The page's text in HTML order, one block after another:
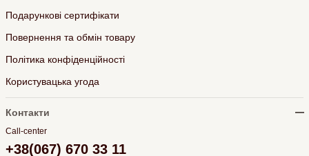
Подарункові сертифікати
Повернення та обмін товару
Політика конфіденційності
Користувацька угода
Контакти
Call-center
+38(067) 670 33 11